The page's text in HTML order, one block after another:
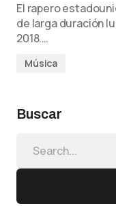
El rapero
de larga duración
2018.…
Música
Buscar